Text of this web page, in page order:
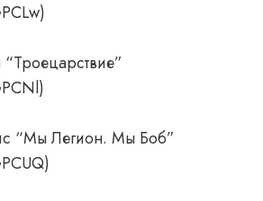
“Мы Легион. Мы Боб”